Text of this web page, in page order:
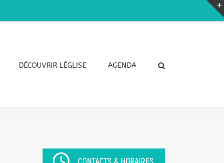
DÉCOUVRIR LÉGLISE AGENDA